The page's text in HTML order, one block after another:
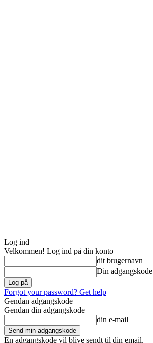
Log ind
Velkommen! Log ind på din konto
dit brugernavn
Din adgangskode
Forgot your password? Get help
Gendan adgangskode
Gendan din adgangskode
din e-mail
En adgangskode vil blive sendt til din email.